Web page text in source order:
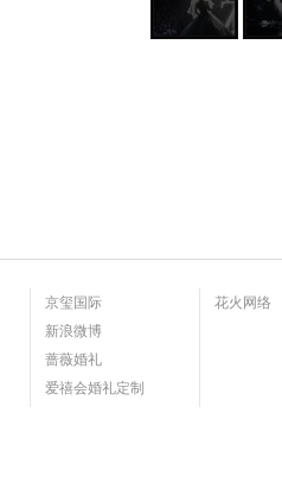
京玺国际
新浪微博
蔷薇婚礼
爱禧会婚礼定制
花火网络